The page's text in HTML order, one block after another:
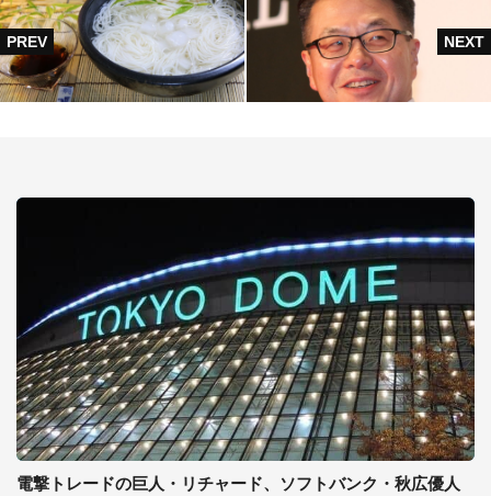
電撃トレードの巨人・リチャード、ソフトバンク・秋広優人